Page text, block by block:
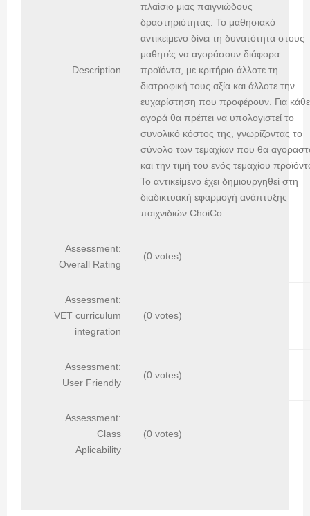
Description
πλαίσιο μιας παιγνιώδους
δραστηριότητας. Το μαθησιακό
αντικείμενο δίνει τη δυνατότητα στους
μαθητές να αγοράσουν διάφορα
προϊόντα, με κριτήριο άλλοτε τη
διατροφική τους αξία και άλλοτε την
ευχαρίστηση που προφέρουν. Για κάθε
αγορά θα πρέπει να υπολογιστεί το
συνολικό κόστος της, γνωρίζοντας το
σύνολο των τεμαχίων που θα
και την τιμή του ενός τεμαχίου
Το αντικείμενο έχει δημιουργηθεί στη
διαδικτυακή εφαρμογή ανάπτυξης
παιχνιδιών ChoiCo.
Assessment:
Overall Rating
(0 votes)
Assessment:
VET curriculum
integration
(0 votes)
Assessment:
User Friendly
(0 votes)
Assessment:
Class
Aplicability
(0 votes)